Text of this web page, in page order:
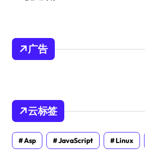
广告
云标签
Asp JavaScript Linux